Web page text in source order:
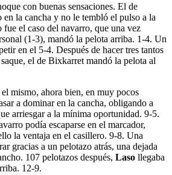
con buenas sensaciones. El de
en la cancha y no le tembló el pulso a la
el caso del navarro, que una vez
(1-3), mandó la pelota arriba. 1-4. Un
en el 5-4. Después de hacer tres tantos
el de Bixkarret mandó la pelota al
mismo, ahora bien, en muy pocos
a dominar en la cancha, obligando a
arriesgar a la mínima oportunidad. 9-5.
podía escaparse en el marcador,
la ventaja en el casillero. 9-8. Una
gracias a un pelotazo atrás, una dejada
107 pelotazos después, Laso llegaba
12-9.